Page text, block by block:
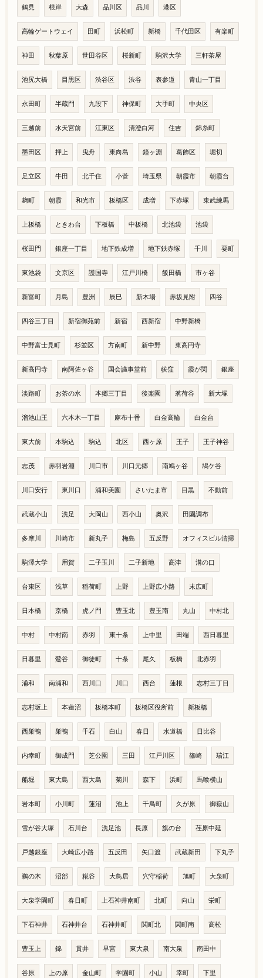
鶴見 根岸 大森 品川区 品川 港区
高輪ゲートウェイ 田町 浜松町 新橋 千代田区 有楽町
神田 秋葉原 世田谷区 桜新町 駒沢大学 三軒茶屋
池尻大橋 目黒区 渋谷区 渋谷 表参道 青山一丁目
永田町 半蔵門 九段下 神保町 大手町 中央区
三越前 水天宮前 江東区 清澄白河 住吉 錦糸町
墨田区 押上 曳舟 東向島 鐘ヶ淵 葛飾区 堀切
足立区 牛田 北千住 小菅 埼玉県 朝霞市 朝霞台
麹町 朝霞 和光市 板橋区 成増 下赤塚 東武練馬
上板橋 ときわ台 下板橋 中板橋 北池袋 池袋
桜田門 銀座一丁目 地下鉄成増 地下鉄赤塚 千川 要町
東池袋 文京区 護国寺 江戸川橋 飯田橋 市ヶ谷
新富町 月島 豊洲 辰巳 新木場 赤坂見附 四谷
四谷三丁目 新宿御苑前 新宿 西新宿 中野新橋
中野富士見町 杉並区 方南町 新中野 東高円寺
新高円寺 南阿佐ヶ谷 国会議事堂前 荻窪 霞が関 銀座
淡路町 お茶の水 本郷三丁目 後楽園 茗荷谷 新大塚
溜池山王 六本木一丁目 麻布十番 白金高輪 白金台
東大前 本駒込 駒込 北区 西ヶ原 王子 王子神谷
志茂 赤羽岩淵 川口市 川口元郷 南鳩ヶ谷 鳩ケ谷
川口安行 東川口 浦和美園 さいたま市 目黒 不動前
武蔵小山 洗足 大岡山 西小山 奥沢 田園調布
多摩川 川崎市 新丸子 梅島 五反野 オフィスビル清掃
駒澤大学 用賀 二子玉川 二子新地 高津 溝の口
台東区 浅草 稲荷町 上野 上野広小路 末広町
日本橋 京橋 虎ノ門 豊玉北 豊玉南 丸山 中村北
中村 中村南 赤羽 東十条 上中里 田端 西日暮里
日暮里 鶯谷 御徒町 十条 尾久 板橋 北赤羽
浦和 南浦和 西川口 川口 西台 蓮根 志村三丁目
志村坂上 本蓮沼 板橋本町 板橋区役所前 新板橋
西巣鴨 巣鴨 千石 白山 春日 水道橋 日比谷
内幸町 御成門 芝公園 三田 江戸川区 篠崎 瑞江
船堀 東大島 西大島 菊川 森下 浜町 馬喰横山
岩本町 小川町 蓮沼 池上 千鳥町 久が原 御嶽山
雪が谷大塚 石川台 洗足池 長原 旗の台 荏原中延
戸越銀座 大崎広小路 五反田 矢口渡 武蔵新田 下丸子
鵜の木 沼部 糀谷 大鳥居 穴守稲荷 旭町 大泉町
大泉学園町 春日町 上石神井南町 北町 向山 栄町
下石神井 石神井台 石神井町 関町北 関町南 高松
豊玉上 錦 貫井 早宮 東大泉 南大泉 南田中
谷原 上の原 金山町 学園町 小山 幸町 下里